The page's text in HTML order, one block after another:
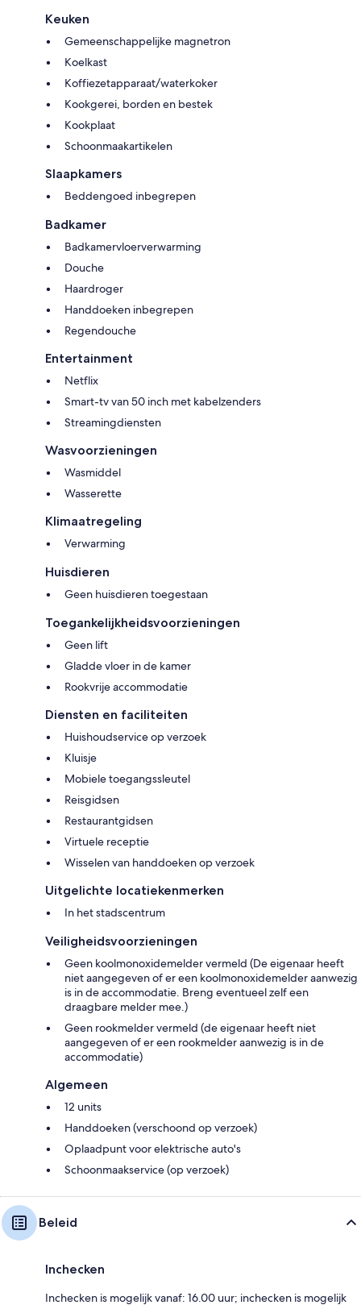
Keuken
Gemeenschappelijke magnetron
Koelkast
Koffiezetapparaat/waterkoker
Kookgerei, borden en bestek
Kookplaat
Schoonmaakartikelen
Slaapkamers
Beddengoed inbegrepen
Badkamer
Badkamervloerverwarming
Douche
Haardroger
Handdoeken inbegrepen
Regendouche
Entertainment
Netflix
Smart-tv van 50 inch met kabelzenders
Streamingdiensten
Wasvoorzieningen
Wasmiddel
Wasserette
Klimaatregeling
Verwarming
Huisdieren
Geen huisdieren toegestaan
Toegankelijkheidsvoorzieningen
Geen lift
Gladde vloer in de kamer
Rookvrije accommodatie
Diensten en faciliteiten
Huishoudservice op verzoek
Kluisje
Mobiele toegangssleutel
Reisgidsen
Restaurantgidsen
Virtuele receptie
Wisselen van handdoeken op verzoek
Uitgelichte locatiekenmerken
In het stadscentrum
Veiligheidsvoorzieningen
Geen koolmonoxidemelder vermeld (De eigenaar heeft
niet aangegeven of er een koolmonoxidemelder aanwezig
is in de accommodatie. Breng eventueel zelf een
draagbare melder mee.)
Geen rookmelder vermeld (de eigenaar heeft niet
aangegeven of er een rookmelder aanwezig is in de
accommodatie)
Algemeen
12 units
Handdoeken (verschoond op verzoek)
Oplaadpunt voor elektrische auto's
Schoonmaakservice (op verzoek)
Beleid
Inchecken
Inchecken is mogelijk vanaf: 16.00 uur; inchecken is mogelijk